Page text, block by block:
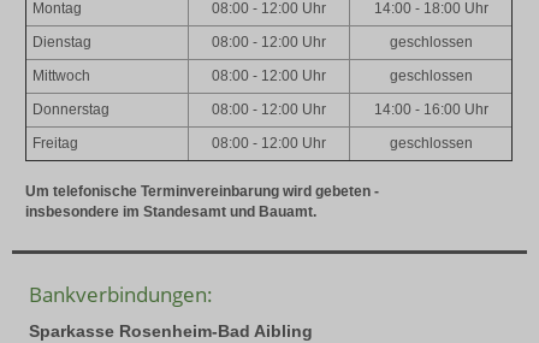
Montag 08:00 - 12:00 Uhr 14:00 - 18:00 Uhr
Dienstag 08:00 - 12:00 Uhr geschlossen
Mittwoch 08:00 - 12:00 Uhr geschlossen
Donnerstag 08:00 - 12:00 Uhr 14:00 - 16:00 Uhr
Freitag 08:00 - 12:00 Uhr geschlossen
Um telefonische Terminvereinbarung wird gebeten -
insbesondere im Standesamt und Bauamt.
Bankverbindungen:
Sparkasse Rosenheim-Bad Aibling